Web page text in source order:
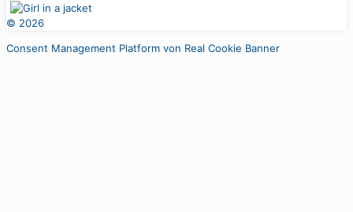
© 2026
Consent Management Platform von Real Cookie Banner